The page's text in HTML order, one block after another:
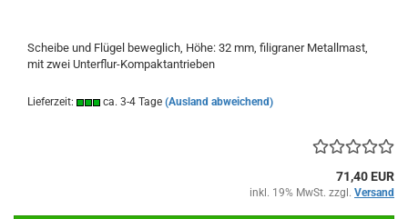
Scheibe und Flügel beweglich, Höhe: 32 mm, filigraner Metallmast,
mit zwei Unterflur-Kompaktantrieben
Lieferzeit: ca. 3-4 Tage (Ausland abweichend)
71,40 EUR
inkl. 19% MwSt. zzgl. Versand